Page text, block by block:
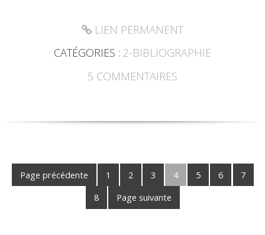
LIEN PERMANENT
CATÉGORIES : 2-BIBLIOGRAPHIE
5 COMMENTAIRES
Page précédente 1 2 3 4 5 6
7
8
Page suivante